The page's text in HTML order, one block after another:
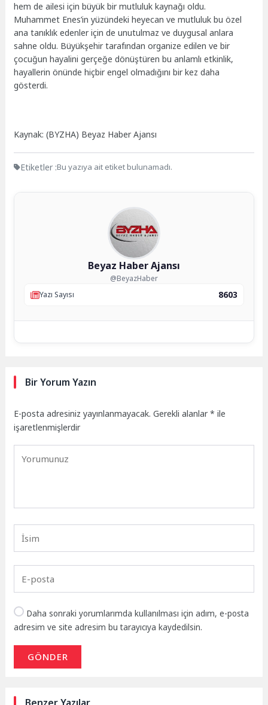
hem de ailesi için büyük bir mutluluk kaynağı oldu.
Muhammet Enes’in yüzündeki heyecan ve mutluluk bu özel
ana tanıklık edenler için de unutulmaz ve duygusal anlara
sahne oldu. Büyükşehir tarafından organize edilen ve bir
çocuğun hayalini gerçeğe dönüştüren bu anlamlı etkinlik,
hayallerin önünde hiçbir engel olmadığını bir kez daha
gösterdi.
Kaynak: (BYZHA) Beyaz Haber Ajansı
Etiketler :Bu yazıya ait etiket bulunamadı.
Beyaz Haber Ajansı
@BeyazHaber
Yazı Sayısı
8603
Bir Yorum Yazın
E-posta adresiniz yayınlanmayacak. Gerekli alanlar* ile
işaretlenmişlerdir
Daha sonraki yorumlarımda kullanılması için adım, e-posta
adresim ve site adresim bu tarayıcıya kaydedilsin.
GÖNDER